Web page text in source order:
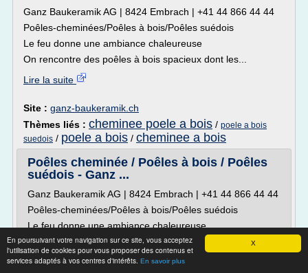
X
En poursuivant votre navigation sur ce site, vous acceptez
l'utilisation de cookies pour vous proposer des contenus et
services adaptés à vos centres d'intérêts. En savoir plus
Ganz Baukeramik AG | 8424 Embrach | +41 44 866 44 44
Poêles-cheminées/Poêles à bois/Poêles suédois
Le feu donne une ambiance chaleureuse
On rencontre des poêles à bois spacieux dont les...
Lire la suite
Site : ganz-baukeramik.ch
Thèmes liés : cheminee poele a bois / poele a bois
suedois / poele a bois / cheminee a bois
Poêles cheminée / Poêles à bois / Poêles
suédois - Ganz ...
Ganz Baukeramik AG | 8424 Embrach | +41 44 866 44 44
Poêles-cheminées/Poêles à bois/Poêles suédois
Le feu donne une ambiance chaleureuse
On rencontre des poêles à bois spacieux dont les...
Lire la suite